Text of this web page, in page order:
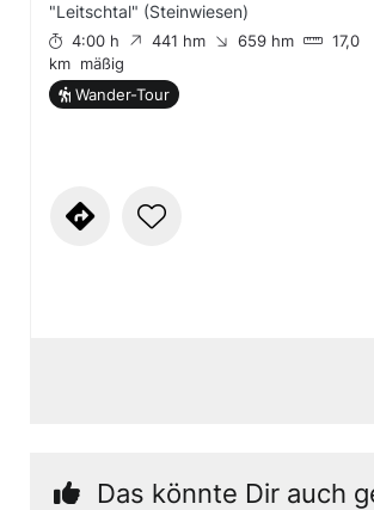
"Leitschtal" (Steinwiesen)
4:00 h 441 hm 659 hm
17,0
km mäßig
Wander-Tour
Das könnte Dir auch